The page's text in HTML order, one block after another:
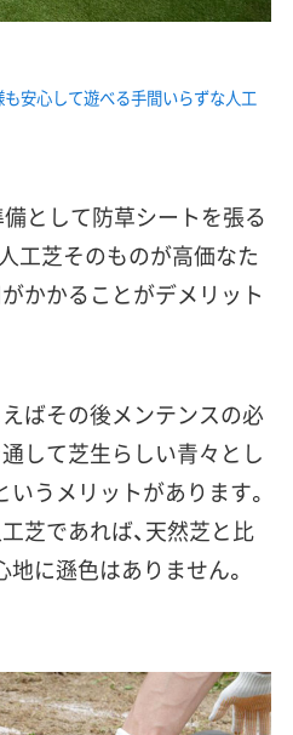
安心して遊べる手間いらずな人工
備として防草シートを張る
工芝そのものが高価なた
かかることがデメリット
ばその後メンテンスの必
して芝生らしい青々とし
いうメリットがあります。
芝であれば、天然芝と比
に遜色はありません。